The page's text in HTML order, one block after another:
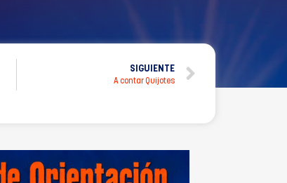
SIGUIENTE
A contar Quijotes